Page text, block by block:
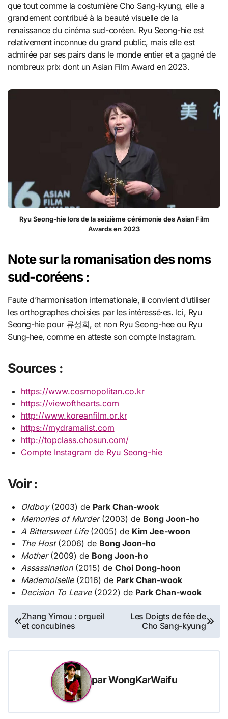
que tout comme la costumière Cho Sang-kyung, elle a
grandement contribué à la beauté visuelle de la
renaissance du cinéma sud-coréen. Ryu Seong-hie est
relativement inconnue du grand public, mais elle est
admirée par ses pairs dans le monde entier et a gagné de
nombreux prix dont un Asian Film Award en 2023.
Ryu Seong-hie lors de la seizième cérémonie des Asian Film
Awards en 2023
Note sur la romanisation des noms
sud-coréens :
Faute d’harmonisation internationale, il convient d’utiliser
les orthographes choisies par les intéressé·es. Ici, Ryu
Seong-hie pour 류성희, et non Ryu Seong-hee ou Ryu
Sung-hee, comme en atteste son compte Instagram.
Sources :
https://www.cosmopolitan.co.kr
https://viewofthearts.com
http://www.koreanfilm.or.kr
https://mydramalist.com
http://topclass.chosun.com/
Compte Instagram de Ryu Seong-hie
Voir :
Oldboy(2003) de Park Chan-wook
Memories of Murder(2003) de Bong Joon-ho
A Bittersweet Life(2005) de Kim Jee-woon
The Host(2006) de Bong Joon-ho
Mother(2009) de Bong Joon-ho
Assassination(2015) de Choi Dong-hoon
Mademoiselle(2016) de Park Chan-wook
Decision To Leave(2022) de Park Chan-wook
Navigation
de
l’article
Zhang Yimou : orgueil
et concubines
Les Doigts de fée de
Cho Sang-kyung
parWongKarWaifu